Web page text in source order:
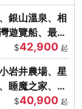
銀山溫泉、相
遊覽船、最上
$42,900 起
岩井農場、星
睡魔之家、朱
$40,900 起